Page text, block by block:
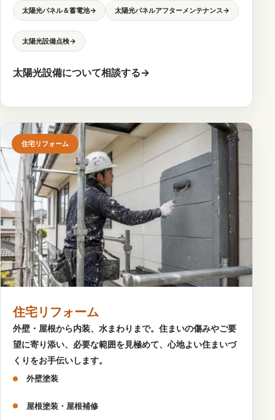
太陽光パネル＆蓄電池→ 太陽光パネルアフターメンテナンス→
太陽光設備点検→
太陽光設備について相談する→
住宅リフォーム
住宅リフォーム
外壁・屋根から内装、水まわりまで。住まいの傷みやご要
望に寄り添い、必要な範囲を見極めて、心地よい住まいづ
くりをお手伝いします。
外壁塗装
屋根塗装・屋根補修